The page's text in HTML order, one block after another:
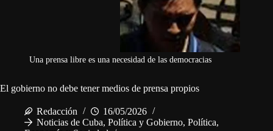
Una prensa libre es una necesidad de las democracias
El gobierno no debe tener medios de prensa propios
Redacción
16/05/2026
Noticias de Cuba, Política y Gobierno, Política,